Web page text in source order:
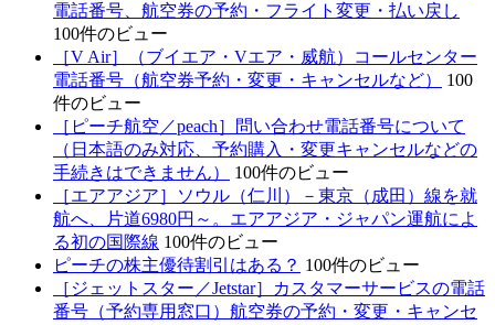
電話番号、航空券の予約・フライト変更・払い戻し
100件のビュー
［V Air］（ブイエア・Vエア・威航）コールセンター
電話番号（航空券予約・変更・キャンセルなど）
100
件のビュー
［ピーチ航空／peach］問い合わせ電話番号について
（日本語のみ対応、予約購入・変更キャンセルなどの
手続きはできません）
100件のビュー
［エアアジア］ソウル（仁川）－東京（成田）線を就
航へ、片道6980円～。エアアジア・ジャパン運航によ
る初の国際線 100件のビュー
ピーチの株主優待割引はある？ 100件のビュー
［ジェットスター／Jetstar］カスタマーサービスの電話
番号（予約専用窓口）航空券の予約・変更・キャンセ